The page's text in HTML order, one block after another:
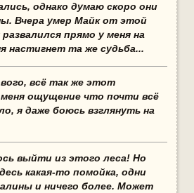
однако думаю скоро они
Вчера умер Майк от этой
прямо у меня на
настигнет та же судьба...
всё так же этот
ощущение что почти всё
я даже боюсь взглянуть на
выйти из этого леса! Но
какая-то помойка, одни
и ничего более. Может